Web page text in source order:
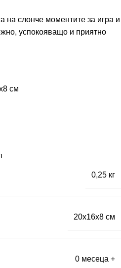
на слонче моментите за игра и
успокояващо и приятно
см
0,25 кг
20x16x8 см
0 месеца +